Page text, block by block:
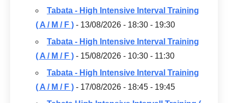
Tabata - High Intensive Interval Training
( A / M / F ) - 13/08/2026 - 18:30 - 19:30
Tabata - High Intensive Interval Training
( A / M / F ) - 15/08/2026 - 10:30 - 11:30
Tabata - High Intensive Interval Training
( A / M / F ) - 17/08/2026 - 18:45 - 19:45